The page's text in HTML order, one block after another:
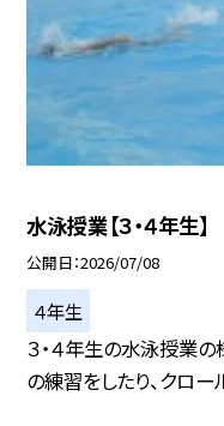
水泳授業【３・４年生】
公開日 2026/07/08
４年生
３・４年生の水泳授業
の練習をしたり、クロー